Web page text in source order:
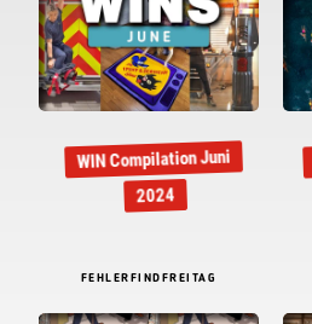
WIN Compilation Juni
2024
FEHLERFINDFREITAG